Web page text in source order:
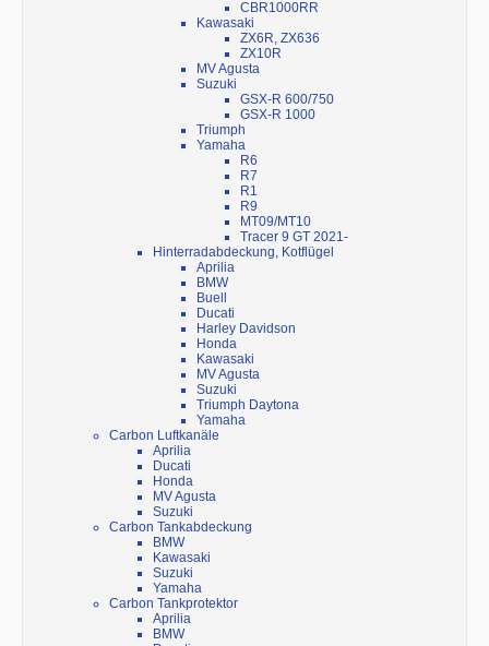
CBR1000RR
Kawasaki
ZX6R, ZX636
ZX10R
MV Agusta
Suzuki
GSX-R 600/750
GSX-R 1000
Triumph
Yamaha
R6
R7
R1
R9
MT09/MT10
Tracer 9 GT 2021-
Hinterradabdeckung, Kotflügel
Aprilia
BMW
Buell
Ducati
Harley Davidson
Honda
Kawasaki
MV Agusta
Suzuki
Triumph Daytona
Yamaha
Carbon Luftkanäle
Aprilia
Ducati
Honda
MV Agusta
Suzuki
Carbon Tankabdeckung
BMW
Kawasaki
Suzuki
Yamaha
Carbon Tankprotektor
Aprilia
BMW